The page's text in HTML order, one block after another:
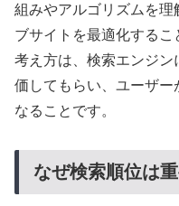
組みやアルゴリズムを理
ブサイトを最適化する
考え方は、検索エンジ
価してもらい、ユーザー
なることです。
なぜ検索順位は